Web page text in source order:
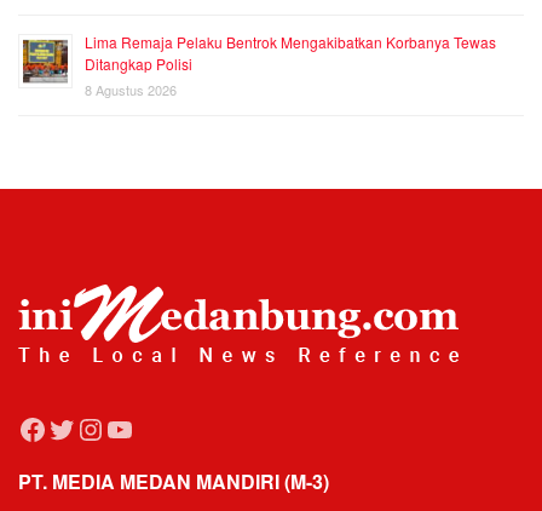
Lima Remaja Pelaku Bentrok Mengakibatkan Korbanya Tewas
Ditangkap Polisi
8 Agustus 2026
Facebook
Twitter
Instagram
YouTube
PT. MEDIA MEDAN MANDIRI (M-3)